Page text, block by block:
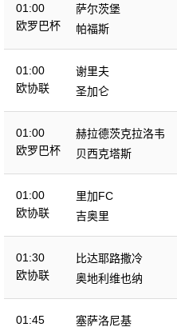
01:00
欧罗巴杯
萨尔茨堡
帕福斯
01:00
欧协联
谢里夫
圣加仑
01:00
欧罗巴杯
赫拉德茨克拉洛韦
贝西克塔斯
01:00
欧协联
里加FC
吉奥里
01:30
欧协联
比达耶路撒冷
奥地利维也纳
01:45
塞萨洛尼基